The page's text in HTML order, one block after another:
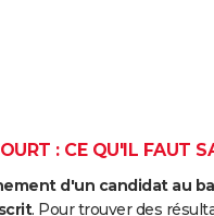
: CE QU'IL FAUT
d'un candidat au
. Pour trouver des